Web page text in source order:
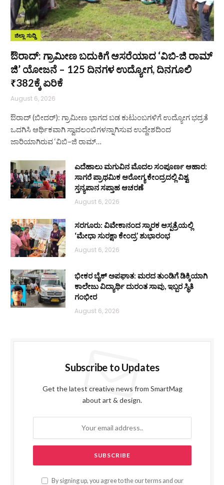
ಜಿಲ್ಲಾ ಸುದ್ದಿ
ಔರಾದ್: ಗ್ರಾಮೀಣ ಬದುಕಿಗೆ ಆಸರೆಯಾದ ‘ವಿಬಿ-ಜಿ ರಾಮ್
ಜಿ’ ಯೋಜನೆ – 125 ದಿನಗಳ ಉದ್ಯೋಗ, ದಿನಗೂಲಿ
₹382ಕ್ಕೆ ಏರಿಕೆ
August 6, 2026
ಔರಾದ್ (ಬೀದರ್): ಗ್ರಾಮೀಣ ಭಾಗದ ಬಡ ಕುಟುಂಬಗಳಿಗೆ ಉದ್ಯೋಗ ಭದ್ರತೆ
ಒದಗಿಸಿ ಆರ್ಥಿಕವಾಗಿ ಸ್ವಾವಲಂಬಿಗಳನ್ನಾಗಿಸುವ ಉದ್ದೇಶದಿಂದ
ಜಾರಿಯಾಗಿರುವ ‘ವಿಬಿ–ಜಿ ರಾಮ್…
ಎದೆಹಾಲು ಮಗುವಿನ ಮೊದಲ ಸಂಪೂರ್ಣ ಆಹಾರ:
ಸಾಗರೆ ಪ್ರಾಥಮಿಕ ಆರೋಗ್ಯ ಕೇಂದ್ರದಲ್ಲಿ ವಿಶ್ವ
ಸ್ತನ್ಯಪಾನ ಸಪ್ತಾಹ ಆಚರಣೆ
August 6, 2026
ಸರಗೂರು: ವಿವೇಕಾನಂದ ಸ್ಮಾರಕ ಆಸ್ಪತ್ರೆಯಲ್ಲಿ
‘ಮೇಧಾ ಸುರಕ್ಷಾ ಕೇಂದ್ರ’ ಶುಭಾರಂಭ
August 6, 2026
ಭೀಕರ ಬೈಕ್ ಅಪಘಾತ: ಮರದ ತುಂಡಿಗೆ ಡಿಕ್ಕಿಯಾಗಿ
ಕಾಲೇಜು ವಿದ್ಯಾರ್ಥಿ ದುರಂತ ಸಾವು, ಇಬ್ಬರ ಸ್ಥಿತಿ
ಗಂಭೀರ
August 6, 2026
Subscribe to Updates
Get the latest creative news from SmartMag
about art & design.
By signing up, you agree to the our terms and our